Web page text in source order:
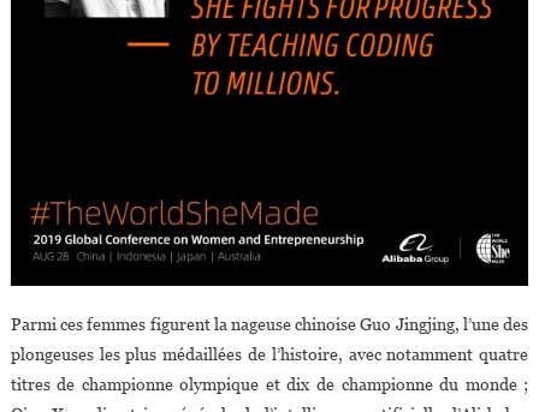
Parmi ces femmes figurent la nageuse chinoise Guo Jingjing, l’une des
plongeuses les plus médaillées de l’histoire, avec notamment quatre
titres de championne olympique et dix de championne du monde ;